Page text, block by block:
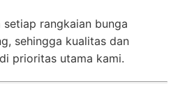
setiap rangkaian bunga
sehingga kualitas dan
prioritas utama kami.